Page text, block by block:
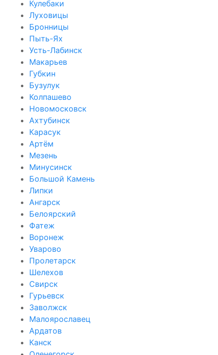
Кулебаки
Луховицы
Бронницы
Пыть-Ях
Усть-Лабинск
Макарьев
Губкин
Бузулук
Колпашево
Новомосковск
Ахтубинск
Карасук
Артём
Мезень
Минусинск
Большой Камень
Липки
Ангарск
Белоярский
Фатеж
Воронеж
Уварово
Пролетарск
Шелехов
Свирск
Гурьевск
Заволжск
Малоярославец
Ардатов
Канск